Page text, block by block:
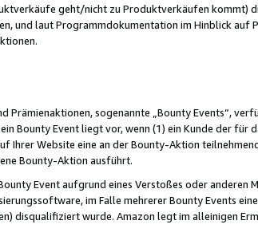
geht/nicht zu Produktverkäufen kommt)
und laut Programmdokumentation im Hinblick
Prämienaktionen, sogenannte „Bounty Events“,
Bounty Event liegt vor, wenn (1) ein Kunde der für
Ihrer Website eine an der Bounty-Aktion
Bounty-Aktion ausführt.
Event aufgrund eines Verstoßes oder anderen
im Falle mehrerer Bounty Events
disqualifiziert wurde. Amazon legt im alleinigen